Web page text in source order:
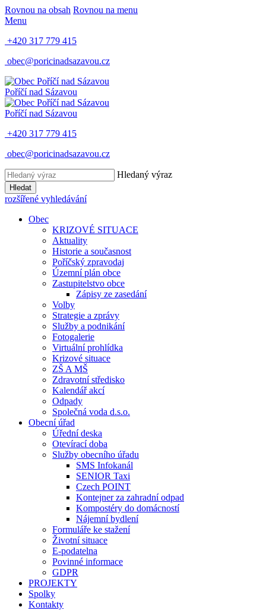
Rovnou na obsah Rovnou na menu
Menu
+420 317 779 415
obec@poricinadsazavou.cz
Poříčí nad Sázavou
Poříčí nad Sázavou
+420 317 779 415
obec@poricinadsazavou.cz
Hledaný výraz
Hledat
rozšířené vyhledávání
Obec
KRIZOVÉ SITUACE
Aktuality
Historie a současnost
Poříčský zpravodaj
Územní plán obce
Zastupitelstvo obce
Zápisy ze zasedání
Volby
Strategie a zprávy
Služby a podnikání
Fotogalerie
Virtuální prohlídka
Krizové situace
ZŠ A MŠ
Zdravotní středisko
Kalendář akcí
Odpady
Společná voda d.s.o.
Obecní úřad
Úřední deska
Otevírací doba
Služby obecního úřadu
SMS Infokanál
SENIOR Taxi
Czech POINT
Kontejner za zahradní odpad
Kompostéry do domácností
Nájemní bydlení
Formuláře ke stažení
Životní situace
E-podatelna
Povinné informace
GDPR
PROJEKTY
Spolky
Kontakty